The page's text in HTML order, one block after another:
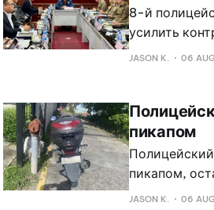
8-й
усилить
JASON K. 06
пикапом
Полицейский
пикапом,
Авария
JASON K. 06